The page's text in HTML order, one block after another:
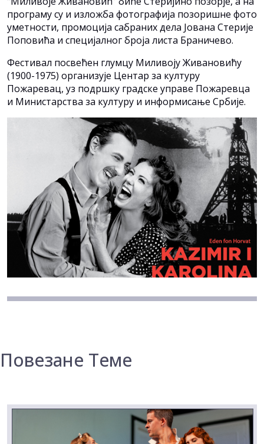
програму су и изложба фотографија позоришне фото
уметности, промоција сабраних дела Јована Стерије
Поповића и специјалног броја листа Браничево.
Фестивал посвећен глумцу Миливоју Живановићу
(1900-1975) организује Центар за културу
Пожаревац, уз подршку градске управе Пожаревца
и Министарства за културу и информисање Србије.
Повезане Теме